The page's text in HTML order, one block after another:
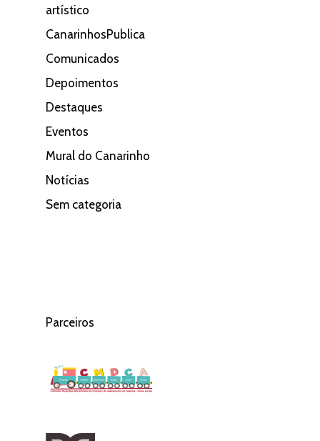
artístico
CanarinhosPublica
Comunicados
Depoimentos
Destaques
Eventos
Mural do Canarinho
Notícias
Sem categoria
Parceiros